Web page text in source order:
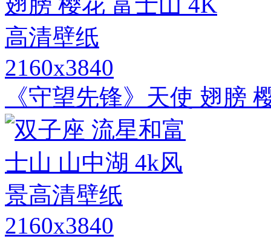
2160x3840
《守望先锋》天使 翅膀
2160x3840